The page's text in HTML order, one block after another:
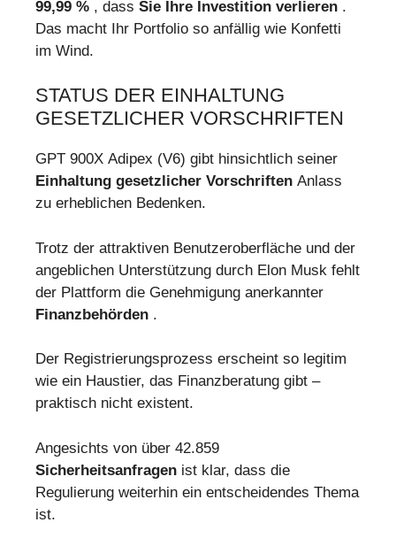
99,99 % , dass Sie Ihre Investition verlieren .
Das macht Ihr Portfolio so anfällig wie Konfetti
im Wind.
STATUS DER EINHALTUNG
GESETZLICHER VORSCHRIFTEN
GPT 900X Adipex (V6) gibt hinsichtlich seiner
Einhaltung gesetzlicher Vorschriften Anlass
zu erheblichen Bedenken.
Trotz der attraktiven Benutzeroberfläche und der
angeblichen Unterstützung durch Elon Musk fehlt
der Plattform die Genehmigung anerkannter
Finanzbehörden .
Der Registrierungsprozess erscheint so legitim
wie ein Haustier, das Finanzberatung gibt –
praktisch nicht existent.
Angesichts von über 42.859
Sicherheitsanfragen ist klar, dass die
Regulierung weiterhin ein entscheidendes Thema
ist.